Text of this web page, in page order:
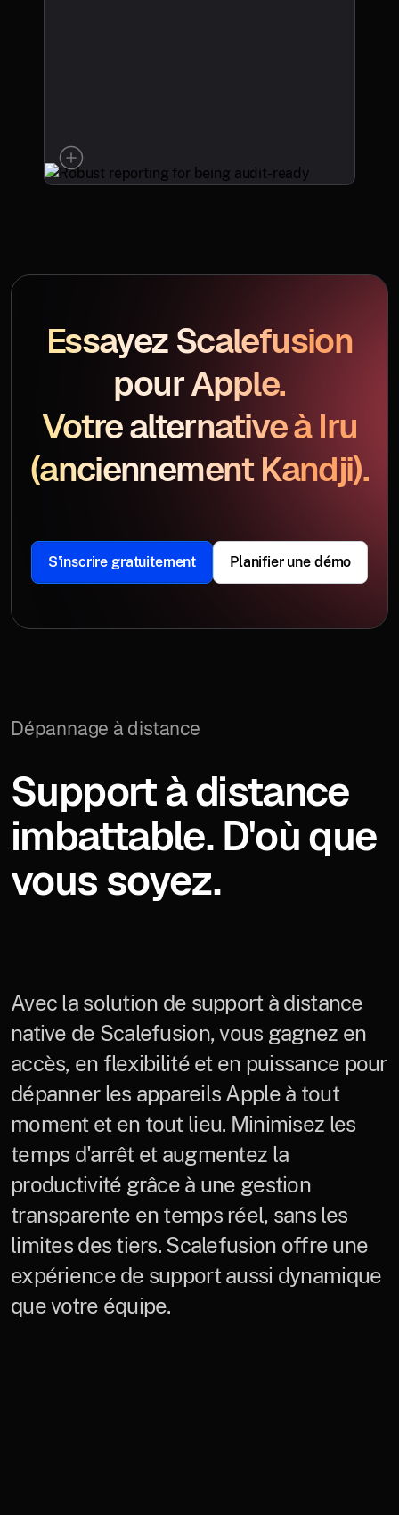
Essayez Scalefusion
pour Apple.
Votre alternative à Iru
(anciennement Kandji).
S'inscrire gratuitement Planifier une démo
Dépannage à distance
Support à distance
imbattable. D'où que
vous soyez.
Avec la solution de support à distance
native de Scalefusion, vous gagnez en
accès, en flexibilité et en puissance pour
dépanner les appareils Apple à tout
moment et en tout lieu. Minimisez les
temps d'arrêt et augmentez la
productivité grâce à une gestion
transparente en temps réel, sans les
limites des tiers. Scalefusion offre une
expérience de support aussi dynamique
que votre équipe.